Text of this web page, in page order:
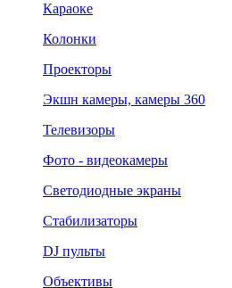
Караоке
Колонки
Проекторы
Экшн камеры, камеры 360
Телевизоры
Фото - видеокамеры
Светодиодные экраны
Стабилизаторы
DJ пульты
Объективы